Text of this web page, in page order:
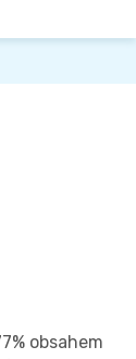
obsahem